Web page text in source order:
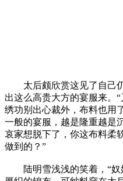
太后颇欣赏这见了自己仍
出这么高贵大方的宴服来。
绣功别出心裁外，布料也用
一般的宴服，越是隆重越是
哀家想脱下了，你这布料柔
做到的？”
陆明雪浅浅的笑着，“奴